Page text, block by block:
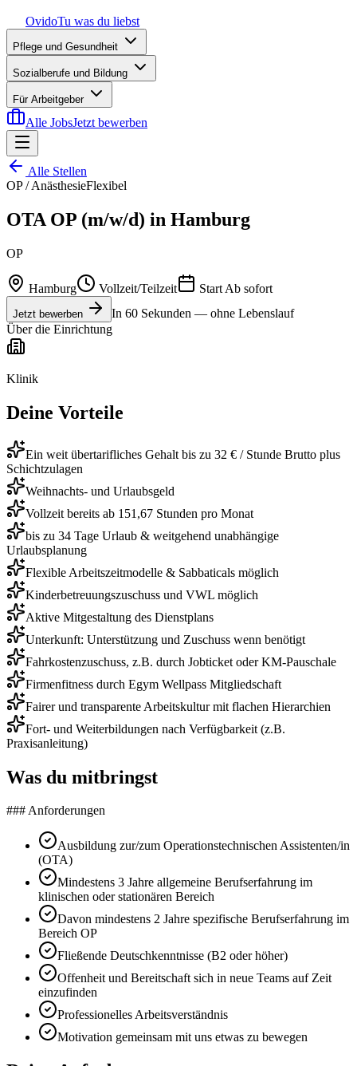
OvidoTu was du liebst
Pflege und Gesundheit
Sozialberufe und Bildung
Für Arbeitgeber
Alle JobsJetzt bewerben
Alle Stellen
OP / AnästhesieFlexibel
OTA OP (m/w/d) in Hamburg
OP
Hamburg Vollzeit/Teilzeit Start Ab sofort
Jetzt bewerben
In 60 Sekunden — ohne Lebenslauf
Über die Einrichtung
Klinik
Deine Vorteile
Ein weit übertarifliches Gehalt bis zu 32 € / Stunde Brutto plus
Schichtzulagen
Weihnachts- und Urlaubsgeld
Vollzeit bereits ab 151,67 Stunden pro Monat
bis zu 34 Tage Urlaub & weitgehend unabhängige
Urlaubsplanung
Flexible Arbeitszeitmodelle & Sabbaticals möglich
Kinderbetreuungszuschuss und VWL möglich
Aktive Mitgestaltung des Dienstplans
Unterkunft: Unterstützung und Zuschuss wenn benötigt
Fahrkostenzuschuss, z.B. durch Jobticket oder KM-Pauschale
Firmenfitness durch Egym Wellpass Mitgliedschaft
Fairer und transparente Arbeitskultur mit flachen Hierarchien
Fort- und Weiterbildungen nach Verfügbarkeit (z.B.
Praxisanleitung)
Was du mitbringst
### Anforderungen
Ausbildung zur/zum Operationstechnischen Assistenten/in
(OTA)
Mindestens 3 Jahre allgemeine Berufserfahrung im
klinischen oder stationären Bereich
Davon mindestens 2 Jahre spezifische Berufserfahrung im
Bereich OP
Fließende Deutschkenntnisse (B2 oder höher)
Offenheit und Bereitschaft sich in neue Teams auf Zeit
einzufinden
Professionelles Arbeitsverständnis
Motivation gemeinsam mit uns etwas zu bewegen